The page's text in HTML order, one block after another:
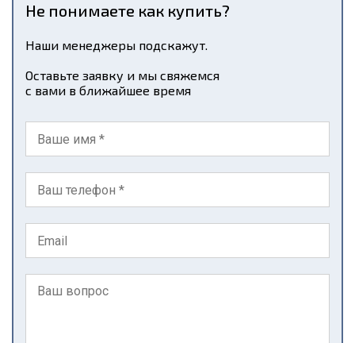
Не понимаете как купить?
Наши менеджеры подскажут.
Оставьте заявку и мы свяжемся
с вами в ближайшее время